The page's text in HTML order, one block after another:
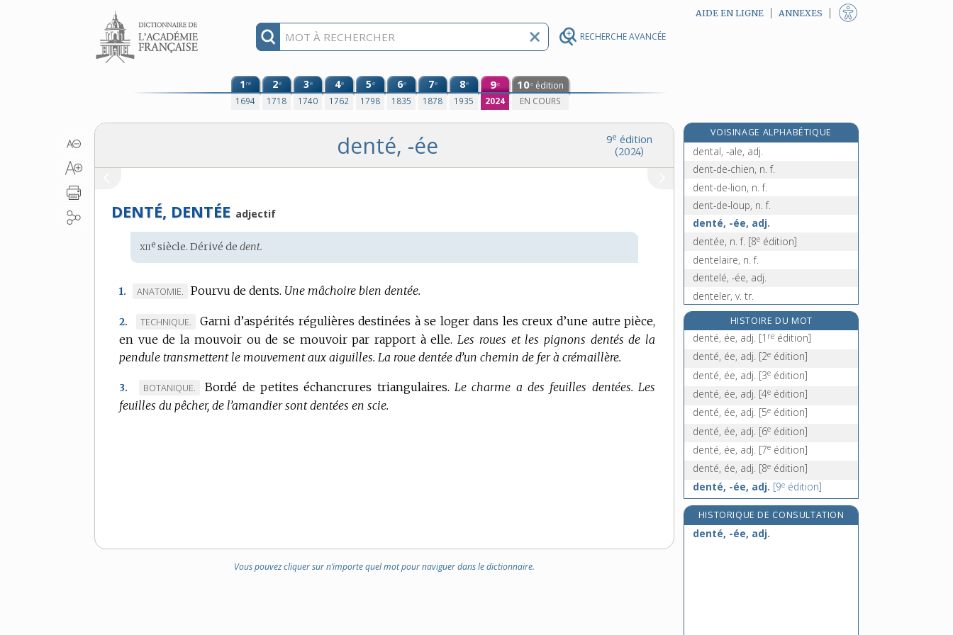
RECHERCHE AVANCÉE
Aller au contenu AIDE EN LIGNE ANNEXES
1re
1694
2e
1718
3e
1740
4e
1762
5e
1798
6e
1835
7e
1878
8e
1935
9e
2024
10e édition
EN COURS
9e édition
(2024)
denté, -ée
DENTÉ, DENTÉE adjectif
Étymologie
:
xiie siècle. Dérivé dedent.
1.
MARQUE
DOMAINE
:
ANATOMIE. Pourvu de dents. Une mâchoire bien dentée.
2.
MARQUE
DE
DOMAINE
TECHNIQUE.
Garni d’aspérités régulières destinées à se loger dans les creux d’une autre pièce,
en vue de la mouvoir ou de se mouvoir par rapport à elle. Les roues et les pignons dentés de la
pendule transmettent le mouvement aux aiguilles. La roue dentée d’un chemin de fer à crémaillère.
3.
MARQUE
DE
BOTANIQUE. Bordé de petites échancrures triangulaires. Le charme a des feuilles dentées. Les
feuilles du pêcher, de l’amandier sont dentées en scie.
Vous pouvez cliquer sur n’importe quel mot pour naviguer dans le dictionnaire.
VOISINAGE ALPHABÉTIQUE
dentaire [II], n. f.
dental, -ale, adj.
dent-de-chien, n. f.
dent-de-lion, n. f.
dent-de-loup, n. f.
denté, -ée, adj.
dentée, n. f. [8e édition]
dentelaire, n. f.
dentelé, -ée, adj.
denteler, v. tr.
dentelle, n. f.
dentellerie, n. f.
dentellier, -ière, n. et adj.
denticule, n. m.
HISTOIRE DU MOT
denté, ée, adj. [1 re édition]
denté, ée, adj. [2e édition]
denté, ée, adj. [3e édition]
denté, ée, adj. [4e édition]
denté, ée, adj. [5e édition]
denté, ée, adj. [6e édition]
denté, ée, adj. [7e édition]
denté, ée, adj. [8e édition]
denté, -ée, adj. [9e édition]
HISTORIQUE DE CONSULTATION
denté, -ée, adj.